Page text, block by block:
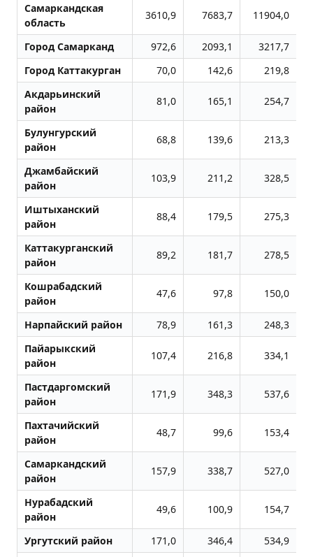
Самаркандская
область
3610,9 7683,7 11904,0
Город Самарканд 972,6 2093,1
3217,7
Город Каттакурган
70,0 142,6
219,8
Акдарьинский
район
81,0 165,1 254,7
Булунгурский
район
68,8 139,6 213,3
Джамбайский
район
103,9 211,2 328,5
Иштыханский
район
88,4 179,5 275,3
Каттакурганский
район
89,2 181,7 278,5
Кошрабадский
район
47,6 97,8 150,0
Нарпайский район 78,9 161,3
248,3
Пайарыкский
район
107,4 216,8 334,1
Пастдаргомский
район
171,9 348,3 537,6
Пахтачийский
район
48,7 99,6 153,4
Самаркандский
район
157,9 338,7 527,0
Нурабадский
район
49,6 100,9 154,7
Ургутский район 171,0 346,4
534,9